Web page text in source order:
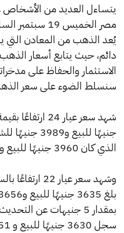
يتساءل العديد من الأشخاص
يُعد الذهب من المعادن التي
دائم، حيث يتابع أسعار
الاستثمار والحفاظ على
سنسلط الضوء على سعر
جنيهًا للبيع
الذي كان 3960 جنيهًا للبيع و3983 جنيهًا للشراء.
وشهد سعر عيار
بمقدار 5 جنيهات عن
سجل 3630 جنيهًا للبيع و 3651 جنيهًا للشراء.